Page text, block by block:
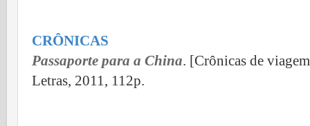
CRÔNICAS
Passaporte para a China. [Crônicas de
Letras, 2011, 112p.